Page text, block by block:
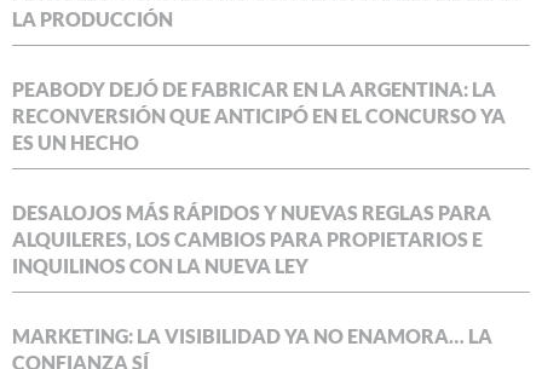
LA PRODUCCIÓN
PEABODY DEJÓ DE FABRICAR EN LA ARGENTINA: LA
RECONVERSIÓN QUE ANTICIPÓ EN EL CONCURSO YA
ES UN HECHO
DESALOJOS MÁS RÁPIDOS Y NUEVAS REGLAS PARA
ALQUILERES, LOS CAMBIOS PARA PROPIETARIOS E
INQUILINOS CON LA NUEVA LEY
MARKETING: LA VISIBILIDAD YA NO ENAMORA… LA
CONFIANZA SÍ